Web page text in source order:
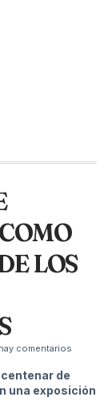
LOS
comentarios
de
una exposición